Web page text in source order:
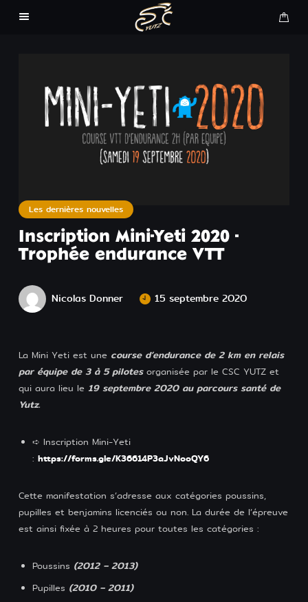
Les dernières nouvelles
Inscription Mini-Yeti 2020 -
Trophée endurance VTT
Nicolas Donner 15 septembre 2020
La Mini Yeti est une course d’endurance de 2 km en relais
par équipe de 3 à 5 pilotesorganisée par le CSC YUTZ et
qui aura lieu le 19 septembre 2020 au parcours santé de
Yutz.
➪ Inscription Mini-Yeti
: https://forms.gle/K36614P3aJvNooQY6
Cette manifestation s’adresse aux catégories poussins,
pupilles et benjamins licenciés ou non. La durée de l’épreuve
est ainsi fixée à 2 heures pour toutes les catégories :
Poussins (2012 – 2013)
Pupilles (2010 – 2011)
La Mini Yeti 2026
La Judicium Gravel 2026
Equipements Adulte CSC
Equipements Enfant CSC
Engagements course
Contact